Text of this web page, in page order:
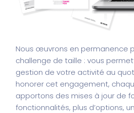
Nous œuvrons en permanence
challenge de taille : vous
gestion de votre activité au
honorer cet engagement,
apportons des mises à jour de
fonctionnalités, plus d’options,